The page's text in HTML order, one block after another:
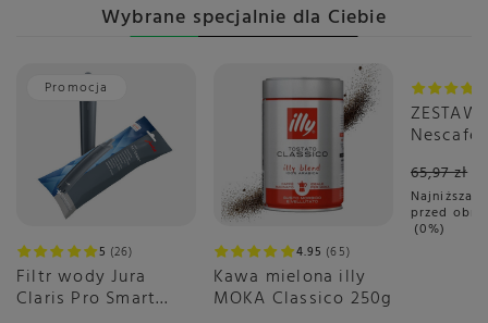
Wybrane specjalnie dla Ciebie
Promocja
5 26
Filtr wody Jura
Claris Pro Smart
4.95 65
Kawa mielona illy
MOKA Classico 250g
Okazja
Nescafé
sztuk
65,97 zł
Najniższa
przed
0%